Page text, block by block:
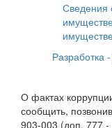
Сведения
Разработка -
О фактах
сообщить,
903-003 (доп. 777